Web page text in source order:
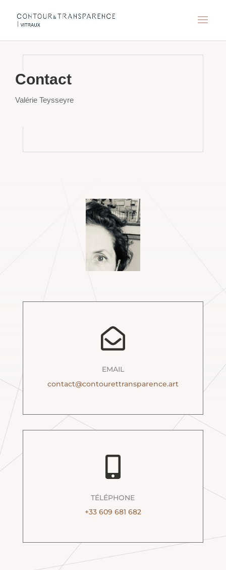
Contact
Valérie Teysseyre

EMAIL
contact@contourettransparence.art

TÉLÉPHONE
+33 609 681 682